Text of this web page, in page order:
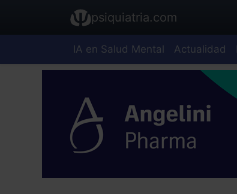
psiquiatria.com
IA en Salud Mental Actualidad